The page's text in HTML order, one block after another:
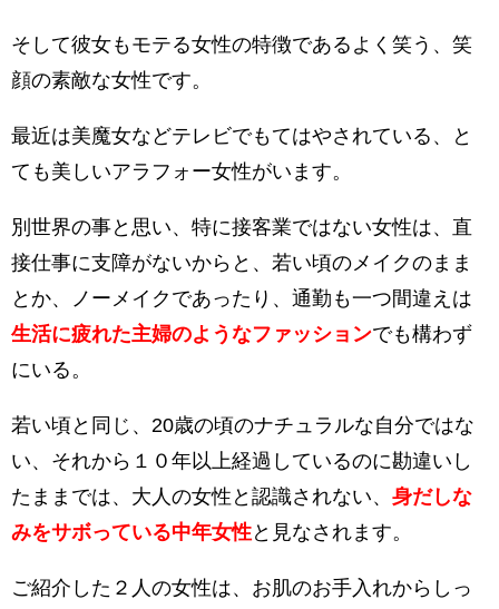
そして彼女もモテる女性の特徴であるよく笑う、笑
顔の素敵な女性です。
最近は美魔女などテレビでもてはやされている、と
ても美しいアラフォー女性がいます。
別世界の事と思い、特に接客業ではない女性は、直
接仕事に支障がないからと、若い頃のメイクのまま
とか、ノーメイクであったり、通勤も一つ間違えは
生活に疲れた主婦のようなファッションでも構わず
にいる。
若い頃と同じ、20歳の頃のナチュラルな自分ではな
い、それから１０年以上経過しているのに勘違いし
たままでは、大人の女性と認識されない、 身だしな
みをサボっている中年女性と見なされます。
ご紹介した２人の女性は、お肌のお手入れからしっ